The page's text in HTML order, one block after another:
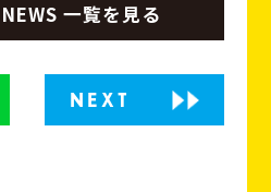
一覧を見る
NEXT